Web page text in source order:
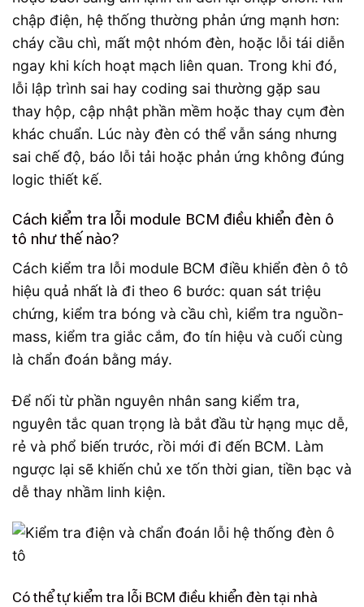
chập điện, hệ thống thường phản ứng mạnh hơn:
cháy cầu chì, mất một nhóm đèn, hoặc lỗi tái diễn
ngay khi kích hoạt mạch liên quan. Trong khi đó,
lỗi lập trình sai hay coding sai thường gặp sau
thay hộp, cập nhật phần mềm hoặc thay cụm đèn
khác chuẩn. Lúc này đèn có thể vẫn sáng nhưng
sai chế độ, báo lỗi tải hoặc phản ứng không đúng
logic thiết kế.
Cách kiểm tra lỗi module BCM điều khiển đèn ô
tô như thế nào?
Cách kiểm tra lỗi module BCM điều khiển đèn ô tô
hiệu quả nhất là đi theo 6 bước: quan sát triệu
chứng, kiểm tra bóng và cầu chì, kiểm tra nguồn-
mass, kiểm tra giắc cắm, đo tín hiệu và cuối cùng
là chẩn đoán bằng máy.
Để nối từ phần nguyên nhân sang kiểm tra,
nguyên tắc quan trọng là bắt đầu từ hạng mục dễ,
rẻ và phổ biến trước, rồi mới đi đến BCM. Làm
ngược lại sẽ khiến chủ xe tốn thời gian, tiền bạc và
dễ thay nhầm linh kiện.
Có thể tự kiểm tra lỗi BCM điều khiển đèn tại nhà